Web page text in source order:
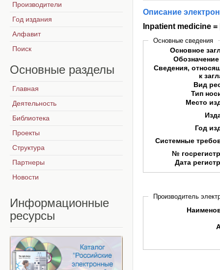
Описание
Inpatient medicine
Основные сведения
Основное
Сведения,
к
Вид
Тип
Место
Год
Системные
№
Дата
Производитель
Производители
Год издания
Алфавит
Поиск
Основные разделы
Главная
Деятельность
Библиотека
Проекты
Структура
Партнеры
Новости
Информационные
ресурсы